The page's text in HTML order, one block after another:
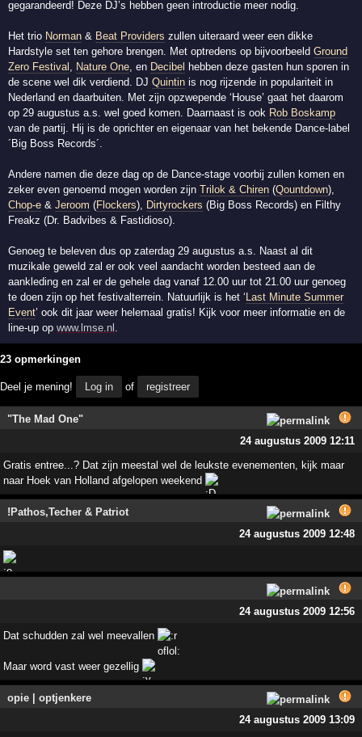
gegarandeerd! Deze DJ’s hebben geen introductie meer nodig.
Het trio Norman & Beat Providers zullen uiteraard weer een dikke
Hardstyle set ten gehore brengen. Met optredens op bijvoorbeeldGround
Zero Festival
Nature One , en Decibel hebben deze gasten hun sporen in
de scene wel dik verdiend. DJQuintin is nog rijzende in populariteit in
Nederland en daarbuiten. Met zijn opzwepende ‘House’ gaat het daarom
op 29 augustus a.s. wel goed komen. Daarnaast is ook Rob Boskamp
van de partij. Hij is de oprichter en eigenaar van het bekende Dance-label
´Big Boss Records´.
Andere namen die deze dag op de Dance-stage voorbij zullen komen en
zeker even genoemd mogen worden zijnTrilok & Chiren (Qountdown),
Chop-e &Jeroom (Flockers), Dirtyrockers (Big Boss Records) en Filthy
Freakz (Dr. Badvibes & Fastidioso).
Genoeg te beleven dus op zaterdag 29 augustus a.s. Naast al dit
muzikale geweld zal er ook veel aandacht worden besteed aan de
aankleding en zal er de gehele dag vanaf 12.00 uur tot 21.00 uur genoeg
te doen zijn op het festivalterrein. Natuurlijk is het ‘ Last Minute Summer
Event’ ook dit jaar weer helemaal gratis! Kijk voor meer informatie en de
line-up opwww.lmse.nl
23 opmerkingen
Deel je mening! Log in of registreer
"The Mad One"
24 augustus 2009 12:11
Gratis entree...? Dat zijn meestal wel de leukste evenementen, kijk maar
naar Hoek van Holland afgelopen weekend
!Pathos,Techer & Patriot
24 augustus 2009 12:48
24 augustus 2009 12:56
Dat schudden zal wel meevallen
Maar word vast weer gezellig
opie | optjenkere
24 augustus 2009 13:09